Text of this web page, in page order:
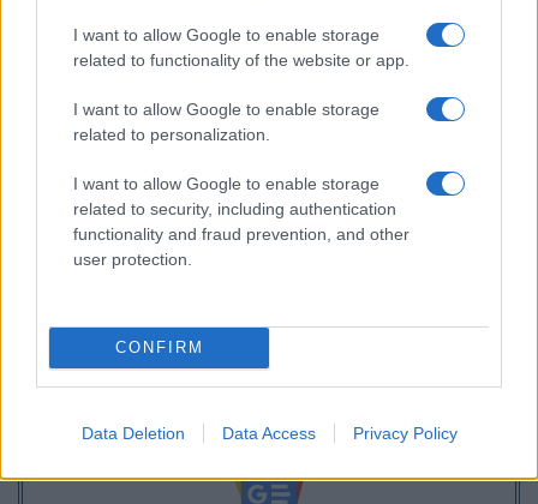
I want to allow Google to enable storage
related to functionality of the website or app.
I want to allow Google to enable storage
related to personalization.
I want to allow Google to enable storage
related to security, including authentication
functionality and fraud prevention, and other
user protection.
CONFIRM
Data Deletion Data Access Privacy Policy
η αξιοκρατία φέρει δημοκρατία.